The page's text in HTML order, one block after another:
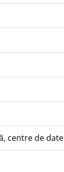
centre de date